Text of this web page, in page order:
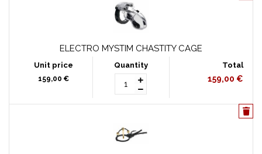
ELECTRO MYSTIM CHASTITY CAGE
159,00 € 159,00 €